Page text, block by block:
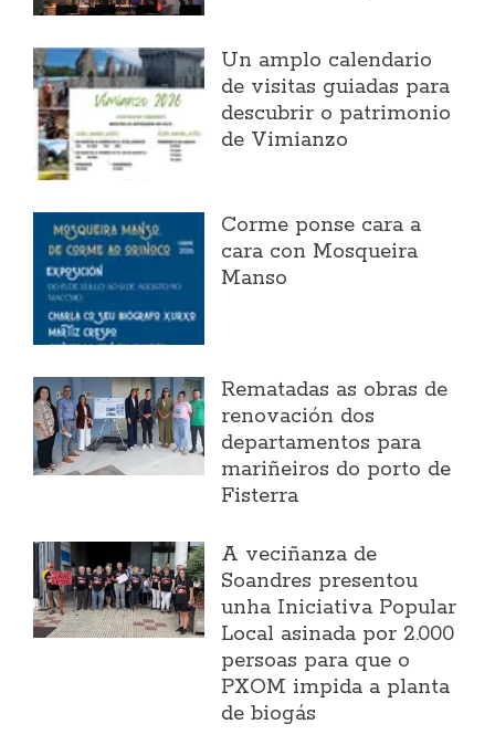
Un amplo calendario
de visitas guiadas para
descubrir o patrimonio
de Vimianzo
Corme ponse cara a
cara con Mosqueira
Manso
Rematadas as obras de
renovación dos
departamentos para
mariñeiros do porto de
Fisterra
A veciñanza de
Soandres presentou
unha Iniciativa Popular
Local asinada por 2.000
persoas para que o
PXOM impida a planta
de biogás